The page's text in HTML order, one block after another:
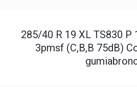
285/40 R 19 XL TS830 P
3pmsf (C,B,B 75dB)